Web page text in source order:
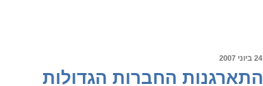
פורסם
24 ביוני 2007
התארגנות החברות הגדולות